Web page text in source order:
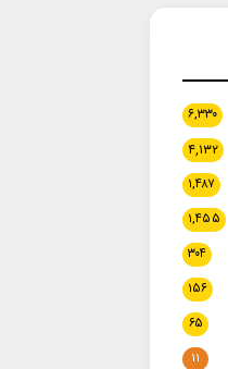
۶,۳۳۰
۴,۱۳۲
۱,۴۸۷
۱,۴۵۵
۳۰۴
۱۵۶
۶۵
۱۱